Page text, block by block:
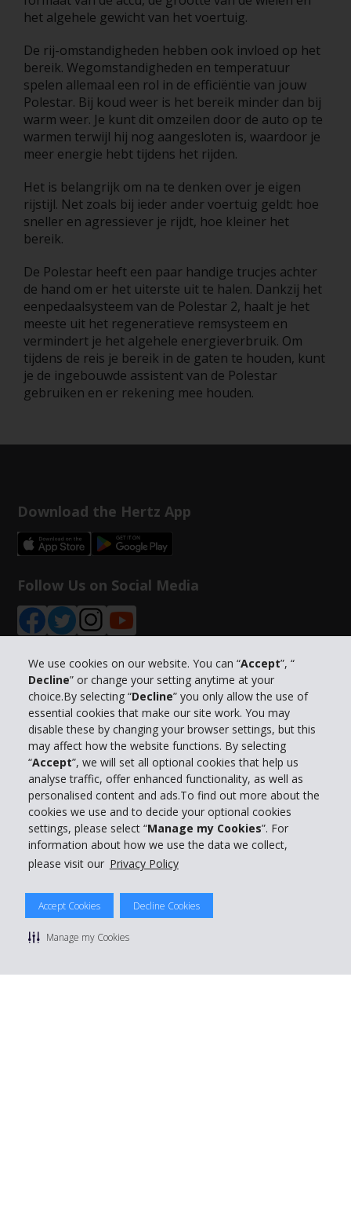
We use cookies on our website. You can “Accept”, “
Decline” or change your setting anytime at your
choice.By selecting “Decline” you only allow the use of
essential cookies that make our site work. You may
disable these by changing your browser settings, but this
may affect how the website functions. By selecting
“Accept”, we will set all optional cookies that help us
analyse traffic, offer enhanced functionality, as well as
personalised content and ads.To find out more about the
cookies we use and to decide your optional cookies
settings, please select “Manage my Cookies”. For
information about how we use the data we collect,
please visit our Privacy Policy
Accept Cookies Decline Cookies
Manage my Cookies
het algehele gewicht van het voertuig.
De rij-omstandigheden hebben ook invloed op het
bereik. Wegomstandigheden en temperatuur
spelen allemaal een rol in de efficiëntie van jouw
Polestar. Bij koud weer is het bereik minder dan bij
warm weer. Je kunt dit omzeilen door de auto op te
warmen terwijl hij nog aangesloten is, waardoor je
meer energie hebt tijdens het rijden.
Het is belangrijk om na te denken over je eigen
rijstijl. Net zoals bij ieder ander voertuig geldt: hoe
sneller en agressiever je rijdt, hoe kleiner het
bereik.
De Polestar heeft een paar handige trucjes achter
de hand om er het uiterste uit te halen. Dankzij het
eenpedaalsysteem van de Polestar 2, haalt je het
meeste uit het regeneratieve remsysteem en
vermindert je het algehele energieverbruik. Om
tijdens de reis je bereik in de gaten te houden, kunt
je de ingebouwde assistent van de Polestar
gebruiken en er rekening mee houden.
Download the Hertz App
Follow Us on Social Media
Bedrijfsinformatie
Bedrijf
Klantenservice
Boek bij Hertz
© 2026 The Hertz System, Inc.
Privacybeleid | Gebruiksvoorwaarden |
Sitemap